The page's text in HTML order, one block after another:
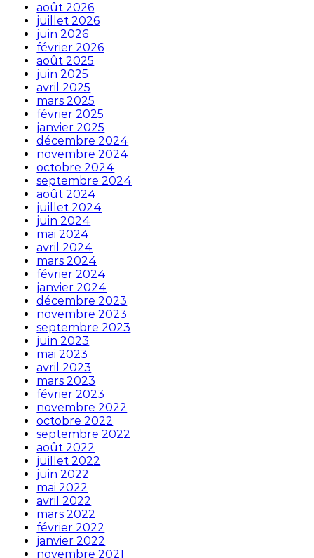
août 2026
juillet 2026
juin 2026
février 2026
août 2025
juin 2025
avril 2025
mars 2025
février 2025
janvier 2025
décembre 2024
novembre 2024
octobre 2024
septembre 2024
août 2024
juillet 2024
juin 2024
mai 2024
avril 2024
mars 2024
février 2024
janvier 2024
décembre 2023
novembre 2023
septembre 2023
juin 2023
mai 2023
avril 2023
mars 2023
février 2023
novembre 2022
octobre 2022
septembre 2022
août 2022
juillet 2022
juin 2022
mai 2022
avril 2022
mars 2022
février 2022
janvier 2022
novembre 2021